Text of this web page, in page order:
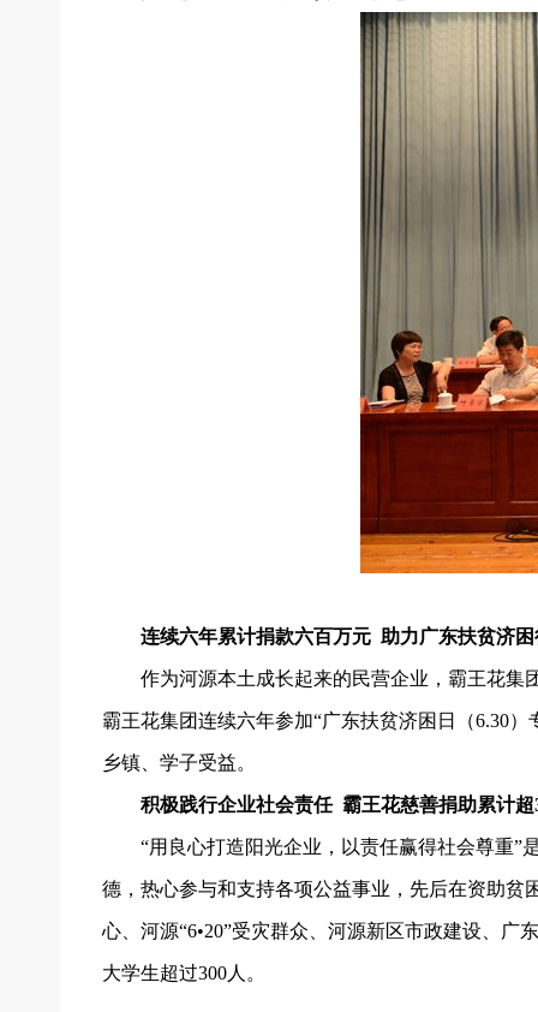
连续六年累计捐款六百万元 助力广东扶贫济困
作为河源本土成长起来的民营企业，霸王花集
霸王花集团连续六年参加“广东扶贫济困日（6.30
乡镇、学子受益。
积极践行企业社会责任 霸王花慈善捐助累计超
“用良心打造阳光企业，以责任赢得社会尊重”
德，热心参与和支持各项公益事业，先后在资助
心、河源“6•20”受灾群众、河源新区市政建设、
大学生超过300人。